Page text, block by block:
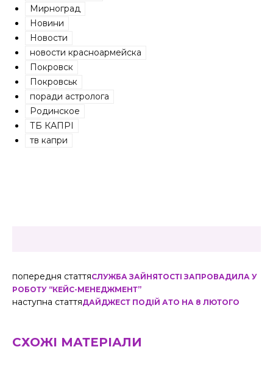
Мирноград
Новини
Новости
новости красноармейска
Покровск
Покровськ
поради астролога
Родинское
ТБ КАПРІ
тв капри
попередня статтяСЛУЖБА ЗАЙНЯТОСТІ ЗАПРОВАДИЛА У
РОБОТУ “КЕЙС-МЕНЕДЖМЕНТ”
наступна статтяДАЙДЖЕСТ ПОДІЙ АТО НА 8 ЛЮТОГО
СХОЖІ МАТЕРІАЛИ